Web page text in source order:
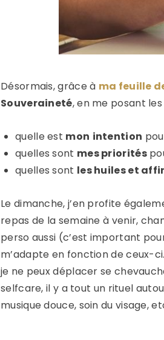
Désormais, grâce à ma feuille
Souveraineté, en me posant
quelle est mon intention
quelles sont mes priorités
quelles sont les huiles et
Le dimanche, j’en profite
repas de la semaine à venir,
perso aussi (c’est important
m’adapte en fonction de ceux-
je ne peux déplacer se
selfcare, il y a tout un rituel
musique douce, soin du visage,